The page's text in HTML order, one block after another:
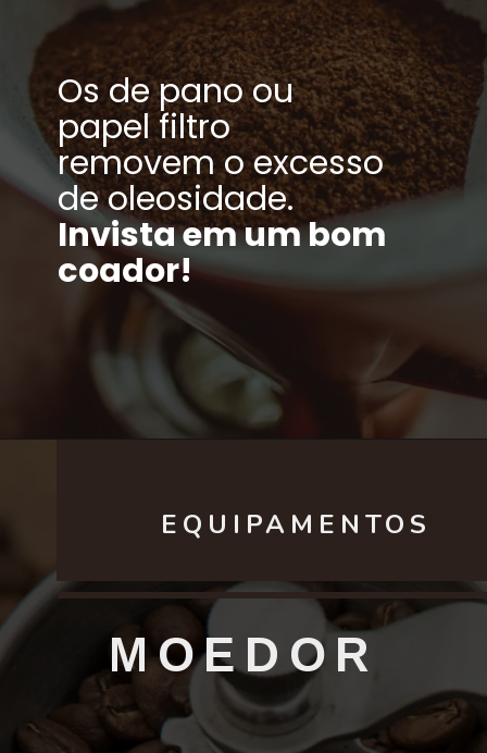
Os de pano ou
papel filtro
removem o excesso
de oleosidade.
Invista em um bom
coador!
EQUIPAMENTOS
MOEDOR